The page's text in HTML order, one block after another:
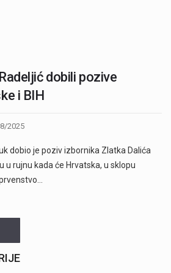
dobili pozive
i BIH
2025
dobio je poziv izbornika Zlatka Dalića
u rujnu kada će Hrvatska, u sklopu